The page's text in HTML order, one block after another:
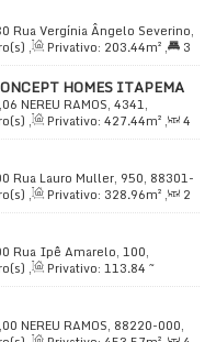
Rua Vergínia Ângelo Severino,
Itajaí, Santa Catarina, Brasil
, Privativo: 203.44m² ,
3
2 Vaga(s), Útil:141.00~
HOMES ITAPEMA
NEREU RAMOS, 4341,
Santa Catarina, Brasil
, Privativo: 427.44m² ,
4
.66m² , 4Vaga(s) ,
Útil:
Rua Lauro Muller, 950, 88301-
Brasil
, Privativo: 328.96m² ,
2
.69m² , 4Vaga(s) ,
Útil:
Rua Ipê Amarelo, 100,
Santa Catarina, Brasil
, Privativo: 113.84 ~
101.50m², 2 Vaga(s),
Útil:
NEREU RAMOS, 88220-000,